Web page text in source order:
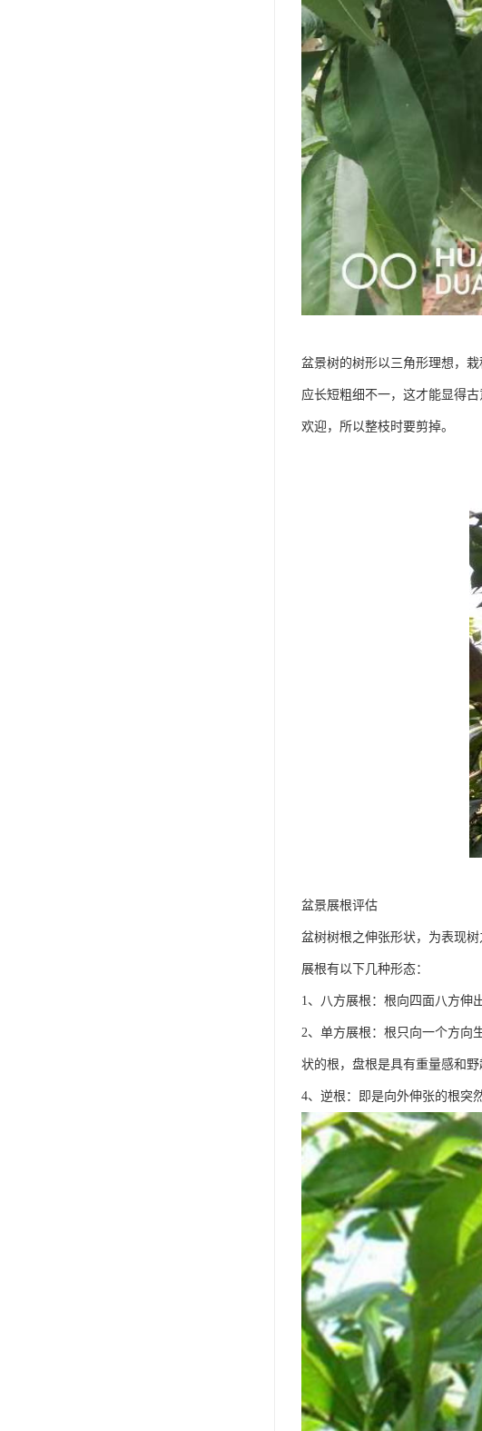
盆景树的树形以三角形理想，
应长短粗细不一，这才能显得
欢迎，所以整枝时要剪掉。
盆景展根评估
盆树树根之伸张形状，为表现树
展根有以下几种形态：
1、八方展根：根向四面八方伸
2、单方展根：根只向一个方向
状的根，盘根是具有重量感和野
4、逆根：即是向外伸张的根突